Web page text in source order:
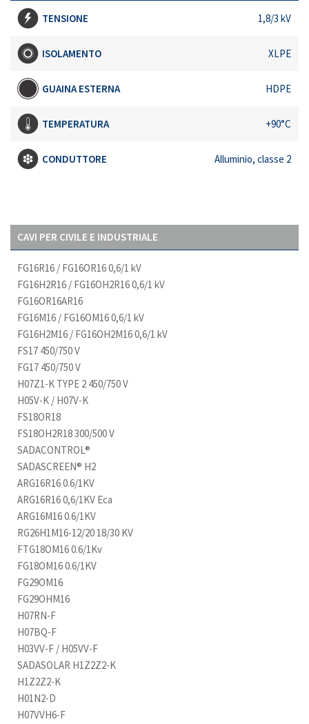
TENSIONE 1,8/3 kV
ISOLAMENTO XLPE
GUAINA ESTERNA HDPE
TEMPERATURA +90°C
CONDUTTORE Alluminio, classe 2
CAVI PER CIVILE E INDUSTRIALE
FG16R16 / FG16OR16 0,6/1 kV
FG16H2R16 / FG16OH2R16 0,6/1 kV
FG16OR16AR16
FG16M16 / FG16OM16 0,6/1 kV
FG16H2M16 / FG16OH2M16 0,6/1 kV
FS17 450/750 V
FG17 450/750 V
H07Z1-K TYPE 2 450/750 V
H05V-K / H07V-K
FS18OR18
FS18OH2R18 300/500 V
SADACONTROL®
SADASCREEN® H2
ARG16R16 0.6/1KV
ARG16R16 0,6/1KV Eca
ARG16M16 0.6/1KV
RG26H1M16-12/20 18/30 KV
FTG18OM16 0.6/1Kv
FG18OM16 0.6/1KV
FG29OM16
FG29OHM16
H07RN-F
H07BQ-F
H03VV-F / H05VV-F
SADASOLAR H1Z2Z2-K
H1Z2Z2-K
H01N2-D
H07VVH6-F